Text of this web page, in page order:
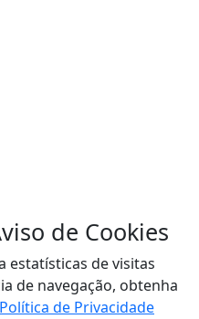
de Cookies
estatísticas de visitas
de navegação, obtenha
Política de Privacidade